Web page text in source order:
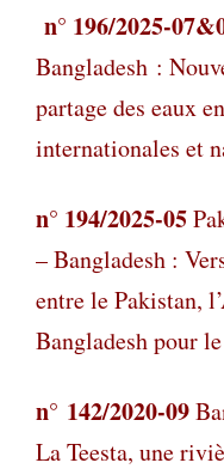
n° 196/2025-
Bangladesh :
partage des eaux
internationales et
n° 194/2025-05
– Bangladesh :
entre le Pakistan,
Bangladesh pour
n° 142/2020-09
La Teesta, une